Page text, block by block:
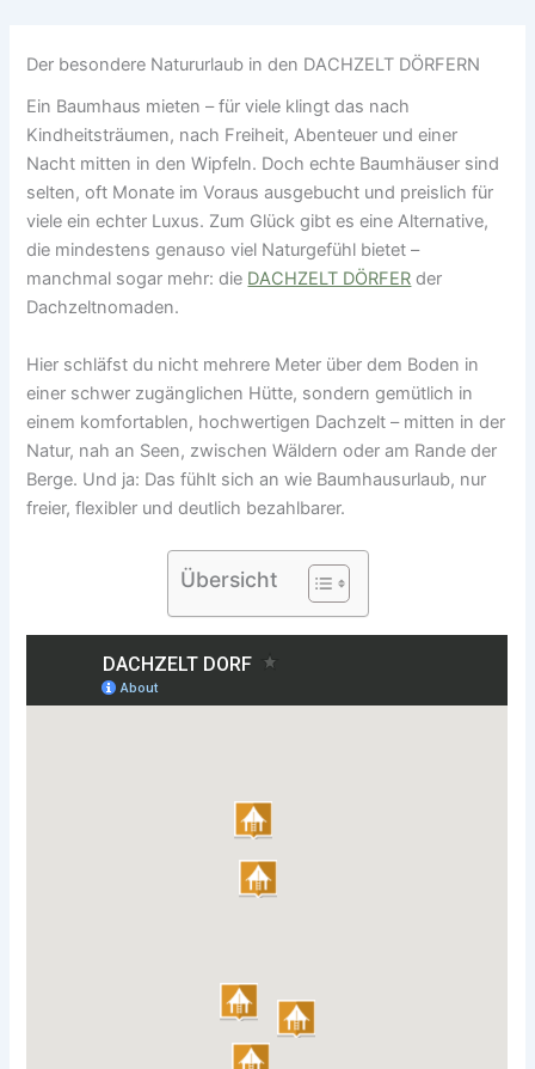
Der besondere Natururlaub in den DACHZELT DÖRFERN
Ein Baumhaus mieten – für viele klingt das nach
Kindheitsträumen, nach Freiheit, Abenteuer und einer
Nacht mitten in den Wipfeln. Doch echte Baumhäuser sind
selten, oft Monate im Voraus ausgebucht und preislich für
viele ein echter Luxus. Zum Glück gibt es eine Alternative,
die mindestens genauso viel Naturgefühl bietet –
manchmal sogar mehr: die DACHZELT DÖRFER der
Dachzeltnomaden.
Hier schläfst du nicht mehrere Meter über dem Boden in
einer schwer zugänglichen Hütte, sondern gemütlich in
einem komfortablen, hochwertigen Dachzelt – mitten in der
Natur, nah an Seen, zwischen Wäldern oder am Rande der
Berge. Und ja: Das fühlt sich an wie Baumhausurlaub, nur
freier, flexibler und deutlich bezahlbarer.
Übersicht